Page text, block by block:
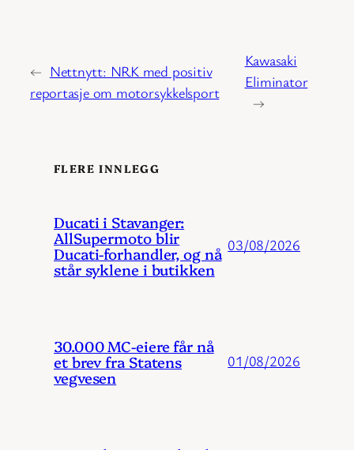
← Nettnytt: NRK med positiv
reportasje om motorsykkelsport
Kawasaki
Eliminator
→
FLERE INNLEGG
Ducati i Stavanger:
AllSupermoto blir
Ducati-forhandler, og nå
står syklene i butikken
03/08/2026
30.000 MC-eiere får nå
et brev fra Statens
vegvesen
01/08/2026